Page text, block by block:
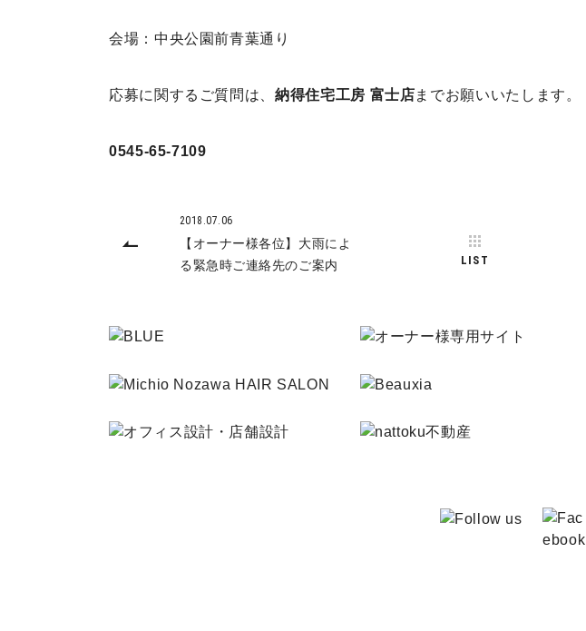
会場：中央公園前青葉通り
応募に関するご質問は、納得住宅工房 富士店までお願いいたします。
0545-65-7109
2018.07.06
【オーナー様各位】大雨によ
る緊急時ご連絡先のご案内
LIST